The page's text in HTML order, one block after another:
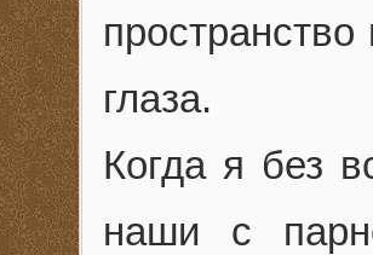
глаза.
Когда я без
наши с